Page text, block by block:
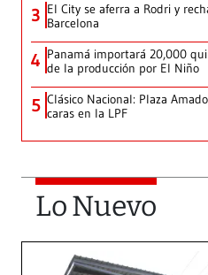
3 El City se aferra a Rodri y
Barcelona
4 Panamá importará 20,000
de la producción por El Niño
5 Clásico Nacional: Plaza
caras en la LPF
Lo Nuevo